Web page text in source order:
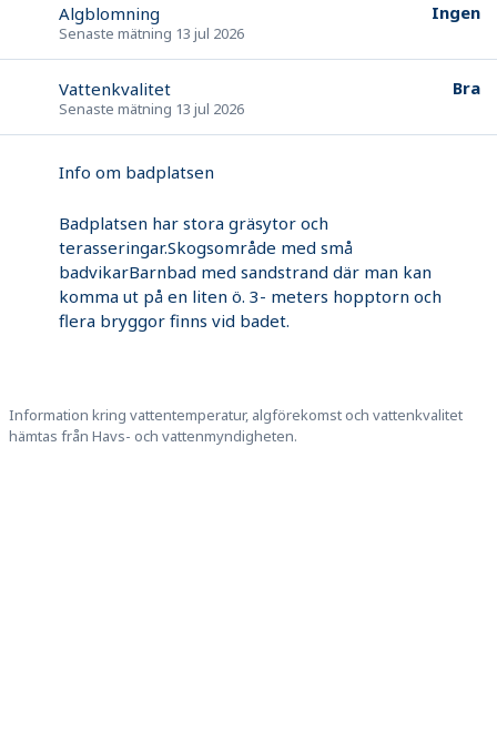
Algblomning
Senaste mätning 13 jul 2026
Ingen
Vattenkvalitet
Senaste mätning 13 jul 2026
Bra
Info om badplatsen
Badplatsen har stora gräsytor och
terasseringar.Skogsområde med små
badvikarBarnbad med sandstrand där man kan
komma ut på en liten ö. 3- meters hopptorn och
flera bryggor finns vid badet.
Information kring vattentemperatur, algförekomst och vattenkvalitet
hämtas från Havs- och vattenmyndigheten.